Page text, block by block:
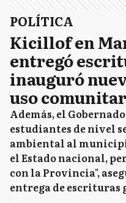
POLÍTICA
Kicillof en
entregó
inauguró
uso
Además, el
estudiantes de nivel
ambiental al
el Estado nacional,
con la Provincia",
entrega de escrituras